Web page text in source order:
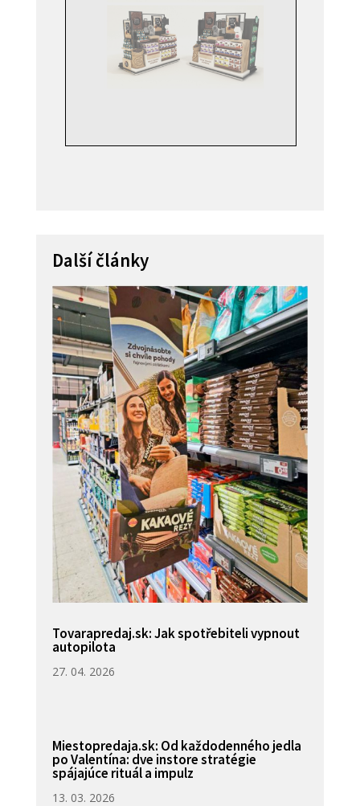
Další články
Tovarapredaj.sk: Jak spotřebiteli vypnout
autopilota
27. 04. 2026
Miestopredaja.sk: Od každodenného jedla
po Valentína: dve instore stratégie
spájajúce rituál a impulz
13. 03. 2026